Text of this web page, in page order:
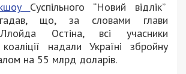
Суспільного “Новий відлік”
що, за словами глави
Остіна, всі учасники
надали Україні збройну
на 55 млрд доларів.